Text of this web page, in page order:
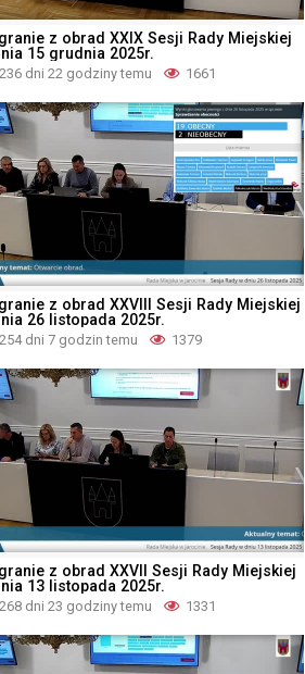
z obrad XXIX Sesji Rady Miejskiej
15 grudnia 2025r.
236 dni 22 godziny temu 1661
z obrad XXVIII Sesji Rady Miejskiej
26 listopada 2025r.
254 dni 7 godzin temu 1379
z obrad XXVII Sesji Rady Miejskiej
13 listopada 2025r.
268 dni 23 godziny temu 1331